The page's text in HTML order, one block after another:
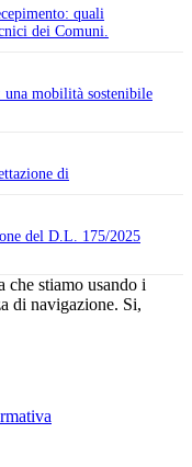
quali
dei Comuni.
mobilità sostenibile
di
del D.L. 175/2025
che stiamo usando i
di navigazione. Si,